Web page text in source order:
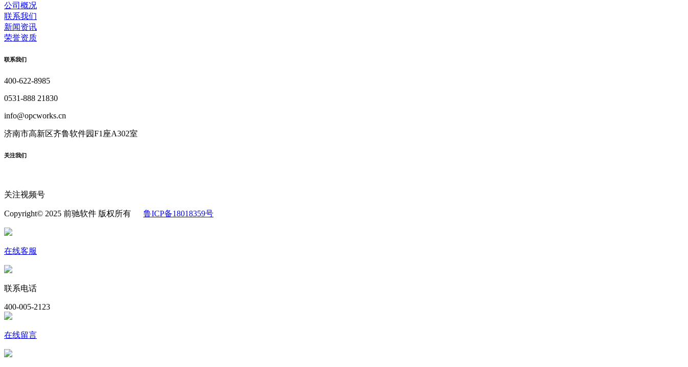
公司概况
联系我们
新闻资讯
荣誉资质
联系我们
400-622-8985
0531-888 21830
info@opcworks.cn
济南市高新区齐鲁软件园F1座A302室
关注我们
关注视频号
Copyright© 2025 前驰软件 版权所有 鲁ICP备18018359号
在线客服
联系电话
400-005-2123
在线留言